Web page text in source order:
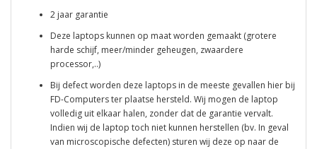
2 jaar garantie
Deze laptops kunnen op maat worden gemaakt (grotere
harde schijf, meer/minder geheugen, zwaardere
processor,..)
Bij defect worden deze laptops in de meeste gevallen hier bij
FD-Computers ter plaatse hersteld. Wij mogen de laptop
volledig uit elkaar halen, zonder dat de garantie vervalt.
Indien wij de laptop toch niet kunnen herstellen (bv. In geval
van microscopische defecten) sturen wij deze op naar de